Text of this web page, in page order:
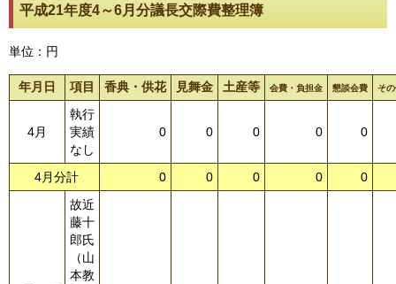
平成21年度4～6月分議長交際費整理簿
単位：円
年月日 項目 香典・供花 見舞金 土産等 会費・負担金 懇談会費 そ
4月
執行
実績
なし
0 0 0 0 0
4月分計 0 0 0 0 0
故近
藤十
郎氏
（山
本教